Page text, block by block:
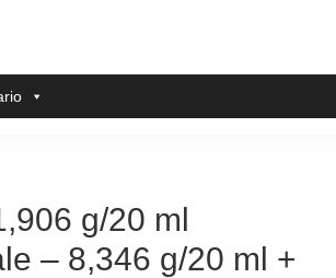
g/20 ml
– 8,346 g/20 ml +